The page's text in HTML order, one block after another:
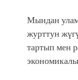
Мындан
журттун
тартып мен